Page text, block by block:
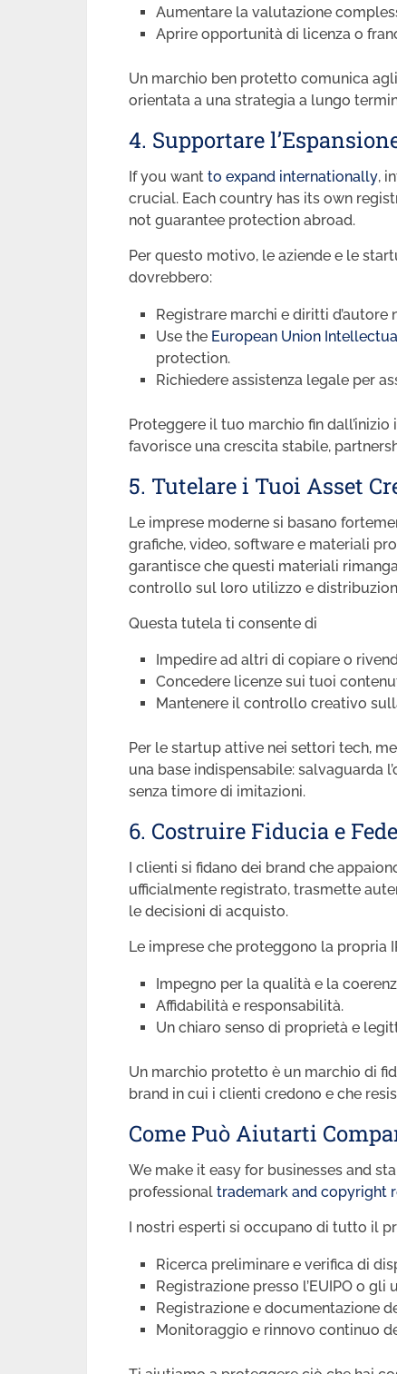
Aumentare la valutazione
Aprire opportunità di licenza o
Un marchio ben protetto comunica
orientata a una strategia a lungo
4. Supportare
If you wantto expand internationally,
crucial. Each country has its own
not guarantee protection abroad.
Per questo motivo, le aziende e le
dovrebbero:
Registrare marchi e diritti d’autore
Use the European Union
protection.
Richiedere assistenza legale per
Proteggere il tuo marchio fin
favorisce una crescita stabile,
5. Tutelare i Tuoi Asset
Le imprese moderne si basano
grafiche, video, software e materiali
garantisce che questi materiali
controllo sul loro utilizzo e
Questa tutela ti consente di
Impedire ad altri di copiare o
Concedere licenze sui tuoi
Mantenere il controllo creativo
Per le startup attive nei settori tech,
una base indispensabile: salvaguarda
senza timore di imitazioni.
6. Costruire Fiducia e
I clienti si fidano dei brand che
ufficialmente registrato, trasmette
le decisioni di acquisto.
Le imprese che proteggono la propria
Impegno per la qualità e la
Affidabilità e responsabilità.
Un chiaro senso di proprietà e
Un marchio protetto è un marchio di
brand in cui i clienti credono e che
Come Può Aiutarti
We make it easy for businesses and
professionaltrademark and copyright
I nostri esperti si occupano di tutto il
Ricerca preliminare e verifica di
Registrazione presso l’EUIPO o
Registrazione e documentazione
Monitoraggio e rinnovo continuo